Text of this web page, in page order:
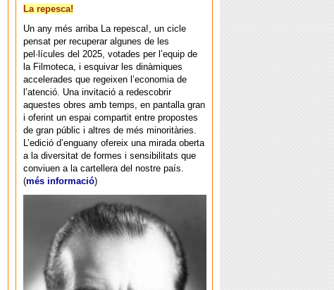
La repesca!
Un any més arriba La repesca!, un cicle
pensat per recuperar algunes de les
pel·lícules del 2025, votades per l’equip de
la Filmoteca, i esquivar les dinàmiques
accelerades que regeixen l’economia de
l’atenció. Una invitació a redescobrir
aquestes obres amb temps, en pantalla gran
i oferint un espai compartit entre propostes
de gran públic i altres de més minoritàries.
L’edició d’enguany ofereix una mirada oberta
a la diversitat de formes i sensibilitats que
conviuen a la cartellera del nostre país.
(més informació)